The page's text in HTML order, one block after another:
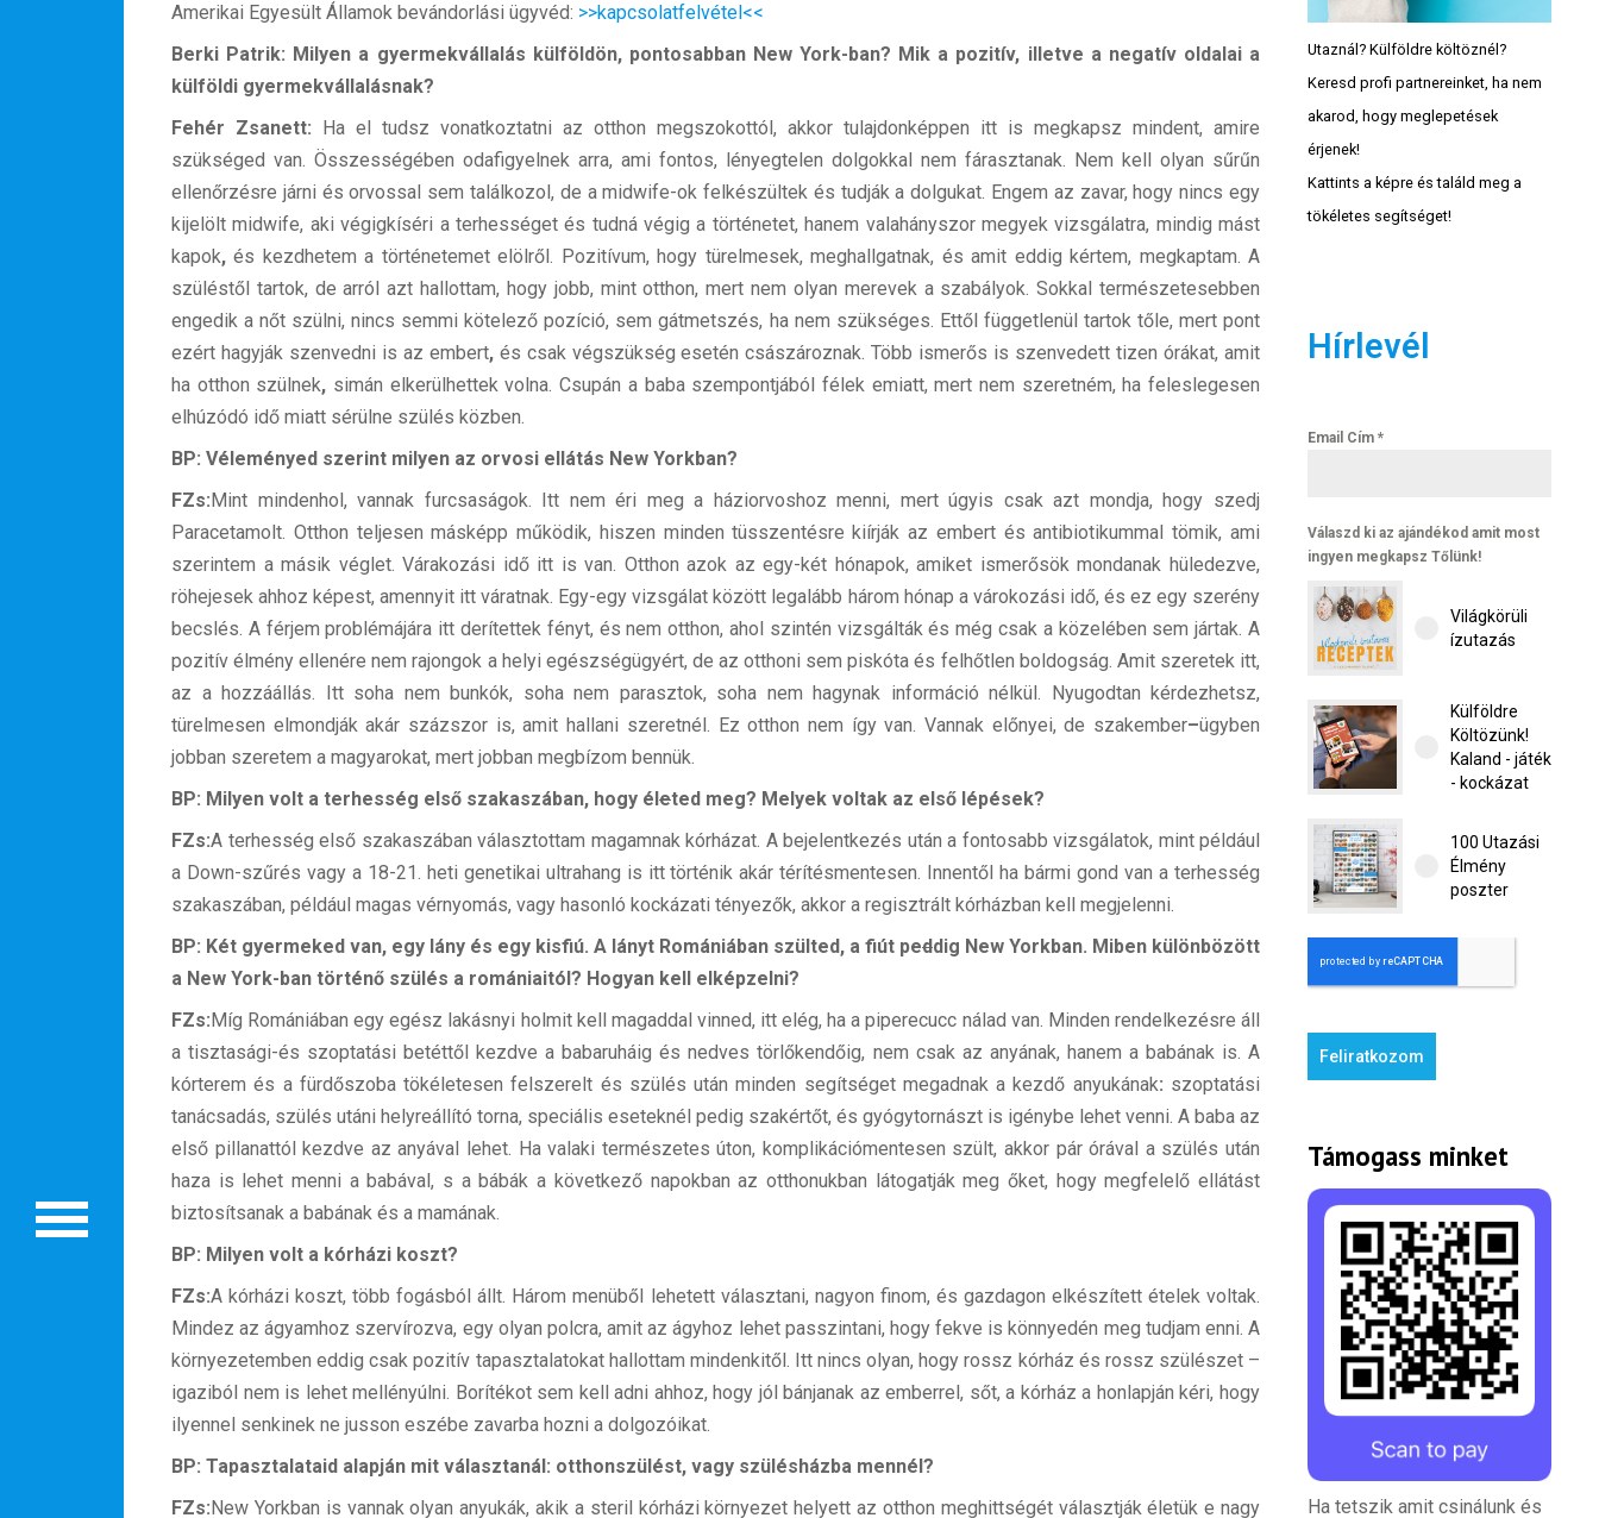
Rólunk
Külföldre költöznék!
Szakértőink
Beutazási engedélyek
Online bolt
Rendezvények
BLOG
Partnerprogram
Oszd meg történeted!
Külföldi munkaajánlatok
Amerikai Egyesült Államok bevándorlási ügyvéd: >>kapcsolatfelvétel<<
Berki Patrik: Milyen a gyermekvállalás külföldön, pontosabban New York-ban? Mik a pozitív, illetve a negatív oldalai a
külföldi gyermekvállalásnak?
Fehér Zsanett: Ha el tudsz vonatkoztatni az otthon megszokottól, akkor tulajdonképpen itt is megkapsz mindent, amire
szükséged van. Összességében odafigyelnek arra, ami fontos, lényegtelen dolgokkal nem fárasztanak. Nem kell olyan sűrűn
ellenőrzésre járni és orvossal sem találkozol, de a midwife-ok felkészültek és tudják a dolgukat. Engem az zavar, hogy nincs egy
kijelölt midwife, aki végigkíséri a terhességet és tudná végig a történetet, hanem valahányszor megyek vizsgálatra, mindig mást
kapok, és kezdhetem a történetemet elölről. Pozitívum, hogy türelmesek, meghallgatnak, és amit eddig kértem, megkaptam. A
szüléstől tartok, de arról azt hallottam, hogy jobb, mint otthon, mert nem olyan merevek a szabályok. Sokkal természetesebben
engedik a nőt szülni, nincs semmi kötelező pozíció, sem gátmetszés, ha nem szükséges. Ettől függetlenül tartok tőle, mert pont
ezért hagyják szenvedni is az embert,és csak végszükség esetén császároznak. Több ismerős is szenvedett tizen órákat, amit
ha otthon szülnek, simán elkerülhettek volna. Csupán a baba szempontjából félek emiatt, mert nem szeretném, ha feleslegesen
elhúzódó idő miatt sérülne szülés közben.
BP: Véleményed szerint milyen az orvosi ellátás New Yorkban?
FZs: Mint mindenhol, vannak furcsaságok. Itt nem éri meg a háziorvoshoz menni, mert úgyis csak azt mondja, hogy szedj
Paracetamolt. Otthon teljesen másképp működik, hiszen minden tüsszentésre kiírják az embert és antibiotikummal tömik, ami
szerintem a másik véglet. Várakozási idő itt is van. Otthon azok az egy-két hónapok, amiket ismerősök mondanak hüledezve,
röhejesek ahhoz képest, amennyit itt váratnak. Egy-egy vizsgálat között legalább három hónap a várokozási idő, és ez egy szerény
becslés. A férjem problémájára itt derítettek fényt, és nem otthon, ahol szintén vizsgálták és még csak a közelében sem jártak. A
pozitív élmény ellenére nem rajongok a helyi egészségügyért, de az otthoni sem piskóta és felhőtlen boldogság. Amit szeretek itt,
az a hozzáállás. Itt soha nem bunkók, soha nem parasztok, soha nem hagynak információ nélkül. Nyugodtan kérdezhetsz,
türelmesen elmondják akár százszor is, amit hallani szeretnél. Ez otthon nem így van. Vannak előnyei, de szakember–ügyben
jobban szeretem a magyarokat, mert jobban megbízom bennük.
BP: Milyen volt a terhesség első szakaszában, hogy él eted meg? Melyek voltak az első lépések?
FZs:A terhesség első szakaszában választottam magamnak kórházat. A bejelentkezés után a fontosabb vizsgálatok, mint például
a Down-szűrés vagy a 18-21. heti genetikai ultrahang is itt történik akár térítésmentesen. Innentől ha bármi gond van a terhesség
szakaszában, például magas vérnyomás, vagy hasonló kockázati tényezők, akkor a regisztrált kórházban kell megjelenni.
BP: Két gyermeked van, egy lány és egy kisfiú. A lányt Romániában szülted, a fiút peddig New Yorkban. Miben különbözött
a New York-ban történő szülés a romániaitól? Hogyan kell elképzelni?
FZs: Míg Romániában egy egész lakásnyi holmit kell magaddal vinned, itt elég, ha a piperecucc nálad van. Minden rendelkezésre áll
a tisztasági-és szoptatási betéttől kezdve a babaruháig és nedves törlőkendőig, nem csak az anyának, hanem a babának is. A
kórterem és a fürdőszoba tökéletesen felszerelt és szülés után minden segítséget megadnak a kezdő anyukának: szoptatási
tanácsadás, szülés utáni helyreállító torna, speciális eseteknél pedig szakértőt, és gyógytornászt is igénybe lehet venni. A baba az
első pillanattól kezdve az anyával lehet. Ha valaki természetes úton, komplikációmentesen szült, akkor pár órával a szülés után
haza is lehet menni a babával, s a bábák a következő napokban az otthonukban látogatják meg őket, hogy megfelelő ellátást
biztosítsanak a babának és a mamának.
BP: Milyen volt a kórházi koszt?
FZs:A kórházi koszt, több fogásból állt. Három menüből lehetett választani, nagyon finom, és gazdagon elkészített ételek voltak.
Mindez az ágyamhoz szervírozva, egy olyan polcra, amit az ágyhoz lehet passzintani, hogy fekve is könnyedén meg tudjam enni. A
környezetemben eddig csak pozitív tapasztalatokat hallottam mindenkitől. Itt nincs olyan, hogy rossz kórház és rossz szülészet –
igaziból nem is lehet mellényúlni. Borítékot sem kell adni ahhoz, hogy jól bánjanak az emberrel, sőt, a kórház a honlapján kéri, hogy
ilyennel senkinek ne jusson eszébe zavarba hozni a dolgozóikat.
BP: Tapasztalataid alapján mit választanál: otthonszülést, vagy szülésházba mennél?
FZs: New Yorkban is vannak olyan anyukák, akik a steril kórházi környezet helyett az otthon meghittségét választják életük e nagy
Utaznál? Külföldre költöznél?
Keresd profi partnereinket, ha nem
akarod, hogy meglepetések
érjenek!
Kattints a képre és találd meg a
tökéletes segítséget!
Hírlevél
Email Cím *
Válaszd ki az ajándékod amit most
ingyen megkapsz Tőlünk!
Világkörüli
ízutazás
Külföldre
Költözünk!
Kaland - játék
- kockázat
100 Utazási
Élmény
poszter
Feliratkozom
Támogass minket
Ha tetszik amit csinálunk és